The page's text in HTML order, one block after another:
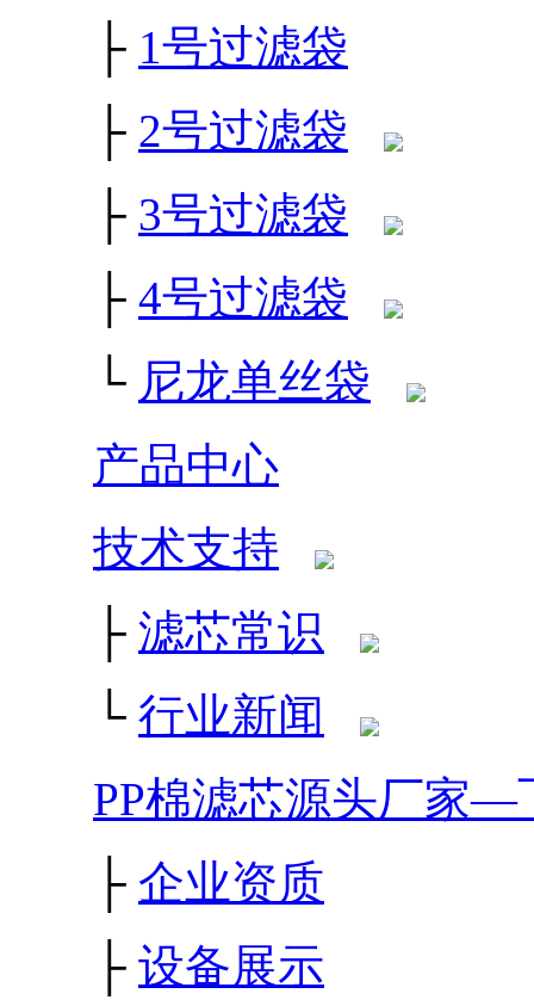
├ 1号过滤袋
├ 2号过滤袋
├ 3号过滤袋
├ 4号过滤袋
└ 尼龙单丝袋
产品中心
技术支持
├ 滤芯常识
└ 行业新闻
PP棉滤芯源头厂家—
├ 企业资质
├ 设备展示